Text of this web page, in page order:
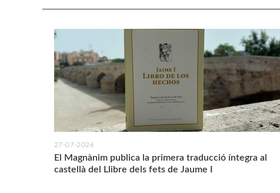
27-07-2026
El Magnànim publica la primera traducció íntegra al
castellà del Llibre dels fets de Jaume I